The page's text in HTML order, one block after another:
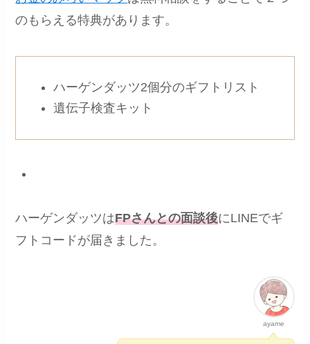
のもらえる特典があります。
ハーゲンダッツ2個分のギフトリスト
遺伝子検査キット
ハーゲンダッツはFPさんとの面談後にLINEでギ
フトコードが届きました。
ayame